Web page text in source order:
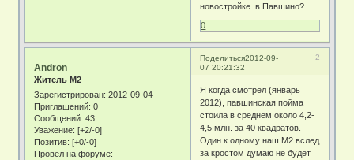
новостройке в Павшино?
0
Поделиться 2
2012-09-
07 20:21:32
Andron
Житель М2
Зарегистрирован: 2012-09-04
Приглашений: 0
Сообщений: 43
Уважение: [+2/-0]
Позитив: [+0/-0]
Провел на форуме:
Я когда смотрел (январь
2012), павшинская пойма
стоила в среднем около 4,2-
4,5 млн. за 40 квадратов.
Один к одному наш М2 вслед
за кростом думаю не будет